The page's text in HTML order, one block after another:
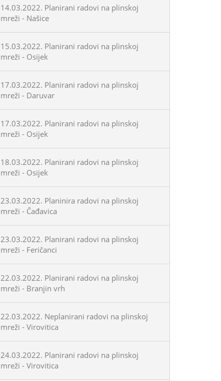
14.03.2022. Planirani radovi na plinskoj
mreži - Našice
15.03.2022. Planirani radovi na plinskoj
mreži - Osijek
17.03.2022. Planirani radovi na plinskoj
mreži - Daruvar
17.03.2022. Planirani radovi na plinskoj
mreži - Osijek
18.03.2022. Planirani radovi na plinskoj
mreži - Osijek
23.03.2022. Planinira radovi na plinskoj
mreži - Čađavica
23.03.2022. Planirani radovi na plinskoj
mreži - Feričanci
22.03.2022. Planirani radovi na plinskoj
mreži - Branjin vrh
22.03.2022. Neplanirani radovi na plinskoj
mreži - Virovitica
24.03.2022. Planirani radovi na plinskoj
mreži - Virovitica